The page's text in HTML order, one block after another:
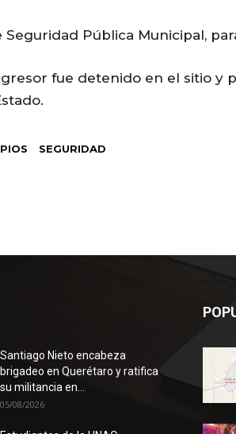
Seguridad Pública Municipal,
fue detenido en el sitio y
SEGURIDAD
Santiago Nieto encabeza
brigadeo en Querétaro y ratifica
su militancia en...
05/08/2026